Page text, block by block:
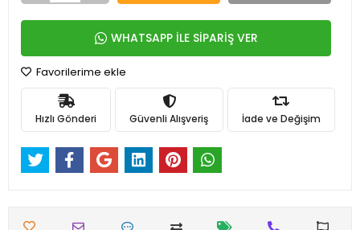
WHATSAPP İLE SİPARİŞ VER
Favorilerime ekle
Hızlı Gönderi Güvenli Alışveriş İade ve Değişim